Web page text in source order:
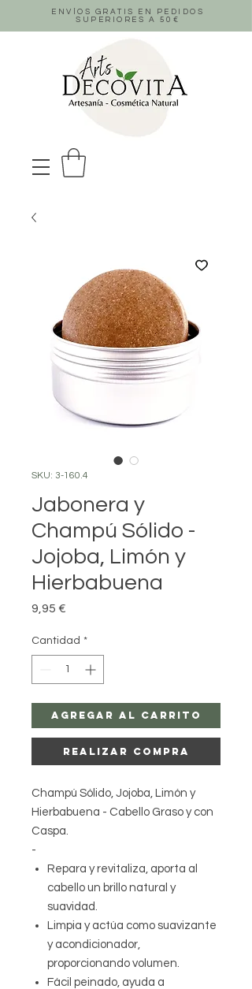
ENVÍOS GRATIS EN PEDIDOS
SUPERIORES A 50 €
SKU: 3-160.4
Jabonera y
Champú Sólido -
Jojoba, Limón y
Hierbabuena
9,95 €
Cantidad *
Agregar al carrito
Realizar compra
Champú Sólido, Jojoba, Limón y
Hierbabuena - Cabello Graso y con
Caspa.
-
Repara y revitaliza, aporta al
cabello un brillo natural y
suavidad.
Limpia y actúa como suavizante
y acondicionador,
proporcionando volumen.
Fácil peinado, ayuda a